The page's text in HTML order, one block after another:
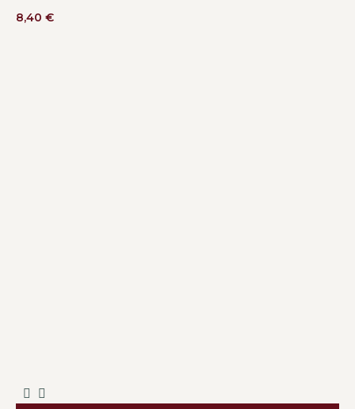
8,40 €